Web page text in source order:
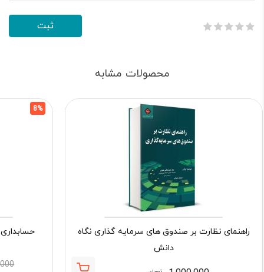
محصولات مشابه
راهنمای نظارت بر صندوق های سرمایه گذاری نگاه
دانش
8%